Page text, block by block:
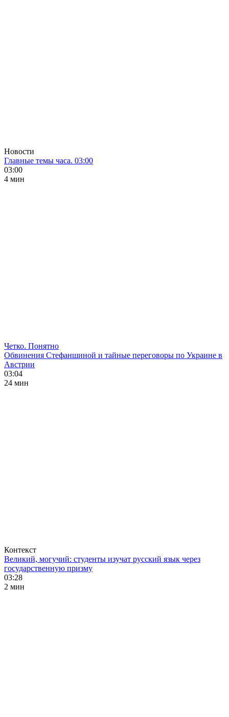
Новости
Главные темы часа. 03:00
03:00
4 мин
Четко. Понятно
Обвинения Стефаншиной и тайные переговоры по Украине в
Австрии
03:04
24 мин
Контекст
Великий, могучий: студенты изучат русский язык через
государственную призму
03:28
2 мин